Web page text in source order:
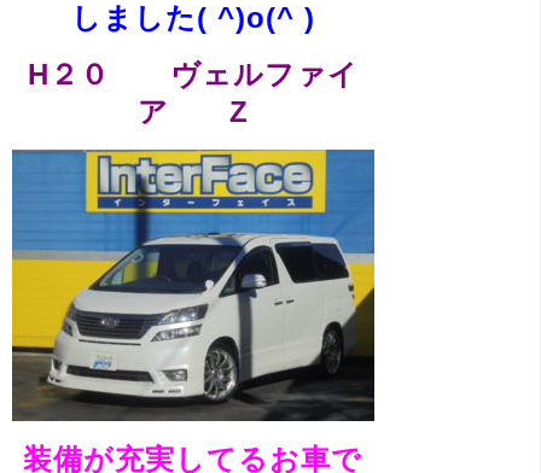
しました( ^)o(^ )
H２０ ヴェルファイ
ア Z
装備が充実してるお車で